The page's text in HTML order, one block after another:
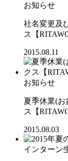
お知らせ
社名変更及
ス【
2015.08.11
お知らせ
夏季休業(
ス【
2015.08.03
インターン